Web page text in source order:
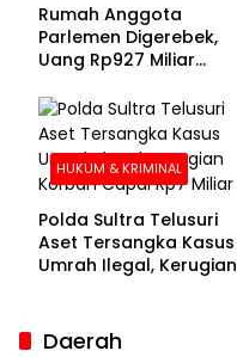
Rumah Anggota
Parlemen Digerebek,
Uang Rp927 Miliar
HUKUM & KRIMINAL
Polda Sultra Telusuri
Aset Tersangka Kasus
Umrah Ilegal, Kerugian
Daerah